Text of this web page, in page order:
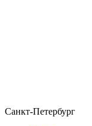
Санкт-Петербург